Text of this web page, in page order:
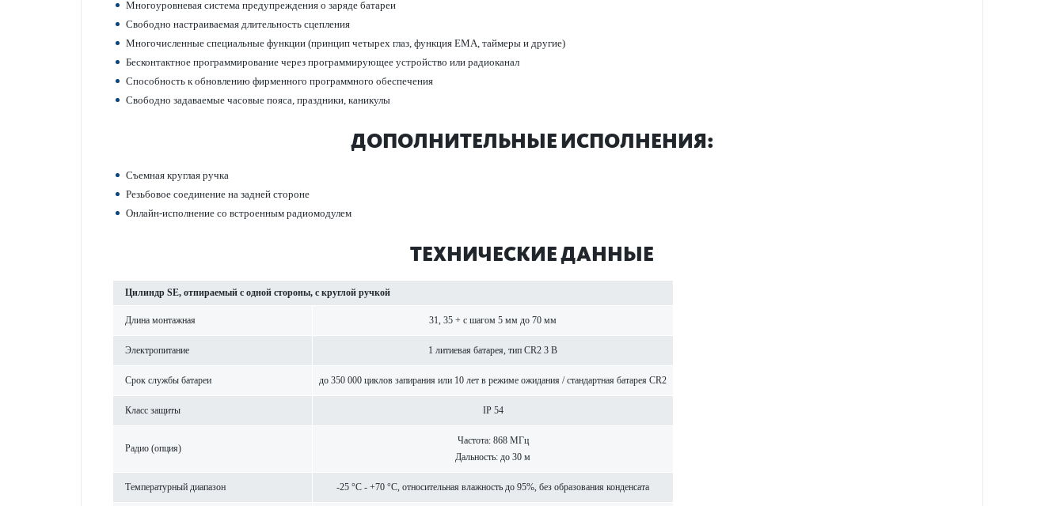
Многоур­овневая сис­тема предупрежд­ения о заряде бат­ареи
Свободно наст­раиваемая длительность сцеп­ления
Многочис­ленные специальные функции (принцип чет­ырех глаз, функция EMA, таймеры и другие)
Бес­к­онтактное программирование через программирующее устройство или радио­к­анал
Спосо­бность к обнов­лению фирменного программного обеспечения
Свободно задаваемые часовые пояса, праздники, каникулы
ДОПОЛНИТЕЛЬНЫЕ ИСПОЛНЕНИЯ:
Съемная круглая ручка
Резьбовое соединение на задней стороне
Онлайн-исполнение со встроенным радио­модулем
ТЕХНИЧЕСКИЕ ДАННЫЕ
Цилиндр SE, отпираемый с одной стороны, с круглой ручкой
Длина монтажная 31, 35 + с шагом 5 мм до 70 мм
Электропитание 1 литиевая бат­арея, тип CR2 3 В
Срок службы бат­ареи до 350 000 циклов запирания или 10 лет в режиме ожидания / стандартная бат­арея CR2
Класс защиты IP 54
Радио (опция)
Частота: 868 МГц
Дальность: до 30 м
Темпер­ат­урный диапазон -25 °C - +70 °C, относительная влажность до 95%, без обра­зования конденсата